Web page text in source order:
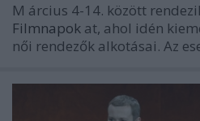
M árcius 4-14. között
Filmnapok at, ahol idén
női rendezők alkotásai. Az